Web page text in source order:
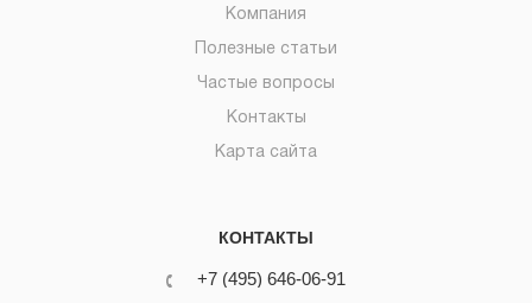
Компания
Полезные статьи
Частые вопросы
Контакты
Карта сайта
КОНТАКТЫ
+7 (495) 646-06-91